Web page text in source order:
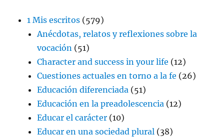
1 Mis escritos (579)
Anécdotas, relatos y reflexiones sobre la
vocación (51)
Character and success in your life (12)
Cuestiones actuales en torno a la fe (26)
Educación diferenciada (51)
Educación en la preadolescencia (12)
Educar el carácter (10)
Educar en una sociedad plural (38)